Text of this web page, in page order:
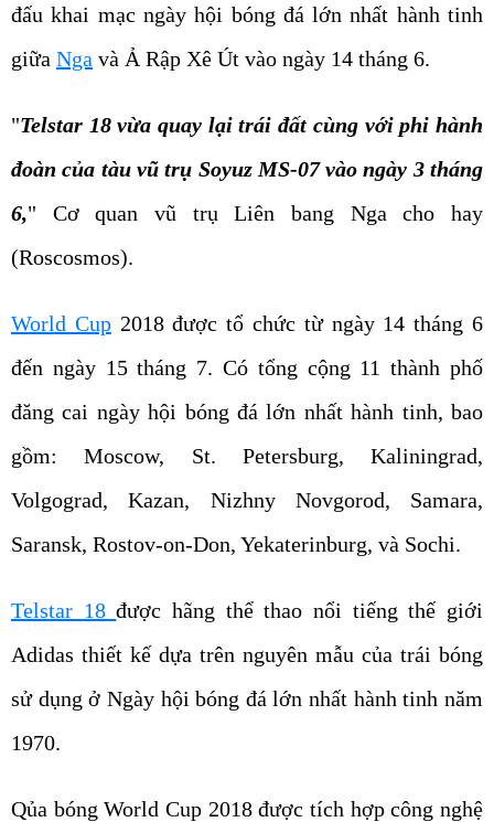
đấu khai mạc ngày hội bóng đá lớn nhất hành tinh
giữa Nga và Ả Rập Xê Út vào ngày 14 tháng 6.
"Telstar 18 vừa quay lại trái đất cùng với phi hành
đoàn của tàu vũ trụ Soyuz MS-07 vào ngày 3 tháng
6," Cơ quan vũ trụ Liên bang Nga cho hay
(Roscosmos).
World Cup2018 được tổ chức từ ngày 14 tháng 6
đến ngày 15 tháng 7. Có tổng cộng 11 thành phố
đăng cai ngày hội bóng đá lớn nhất hành tinh, bao
gồm: Moscow, St. Petersburg, Kaliningrad,
Volgograd, Kazan, Nizhny Novgorod, Samara,
Saransk, Rostov-on-Don, Yekaterinburg, và Sochi.
Telstar 18được hãng thể thao nổi tiếng thế giới
Adidas thiết kế dựa trên nguyên mẫu của trái bóng
sử dụng ở Ngày hội bóng đá lớn nhất hành tinh năm
1970.
Qủa bóng World Cup 2018 được tích hợp công nghệ